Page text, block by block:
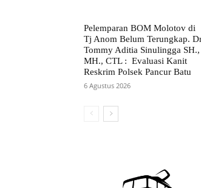
Pelemparan BOM Molotov di
Tj Anom Belum Terungkap.
Tommy Aditia Sinulingga SH.,
MH., CTL : Evaluasi Kanit
Reskrim Polsek Pancur Batu
6 Agustus 2026